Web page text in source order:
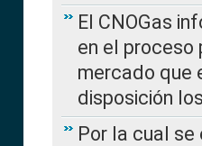
El CNOGas
en el
mercado que
disposición
Por la cual se